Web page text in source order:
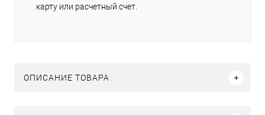
карту или расчетный счет.
ОПИСАНИЕ ТОВАРА